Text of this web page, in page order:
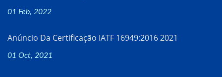
01 Feb, 2022
Anúncio Da Certificação IATF 16949:2016 2021
01 Oct, 2021